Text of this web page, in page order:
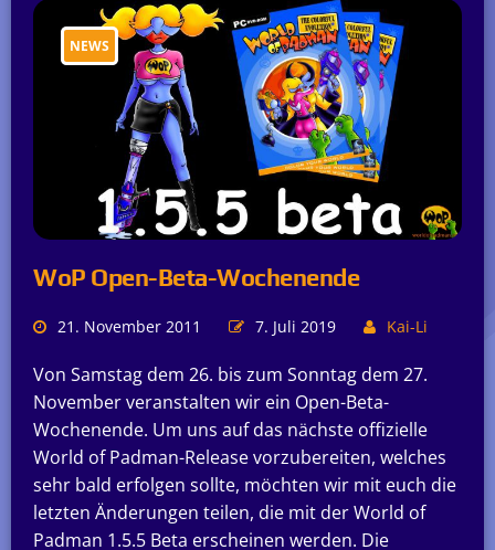
NEWS
WoP Open-Beta-Wochenende
21. November 2011 7. Juli 2019 Kai-Li
Von Samstag dem 26. bis zum Sonntag dem 27.
November veranstalten wir ein Open-Beta-
Wochenende. Um uns auf das nächste offizielle
World of Padman-Release vorzubereiten, welches
sehr bald erfolgen sollte, möchten wir mit euch die
letzten Änderungen teilen, die mit der World of
Padman 1.5.5 Beta erscheinen werden. Die